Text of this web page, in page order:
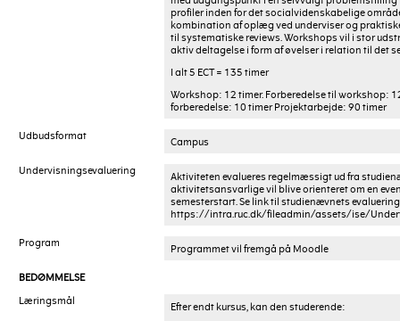
profiler inden for det socialvidenskabelige
kombination af oplæg ved underviser og
til systematiske reviews. Workshops vil i stor
aktiv deltagelse i form af øvelser i relation til det
I alt 5 ECT = 135 timer
Workshop: 12 timer. Forberedelse til workshop:
forberedelse: 10 timer Projektarbejde: 90 timer
Udbudsformat Campus
Undervisningsevaluering
Aktiviteten evalueres regelmæssigt ud fra
aktivitetsansvarlige vil blive orienteret om en
semesterstart. Se link til studienævnets
https://intra.ruc.dk/fileadmin/assets/ise/
Program Programmet vil fremgå på Moodle
BEDØMMELSE
Læringsmål
Efter endt kursus, kan den studerende: